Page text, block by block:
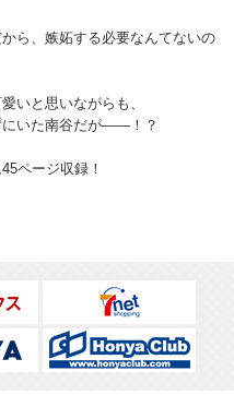
から、嫉妬する必要なんてないの
いと思いながらも、
にいた南谷だが――！？
ページ収録！